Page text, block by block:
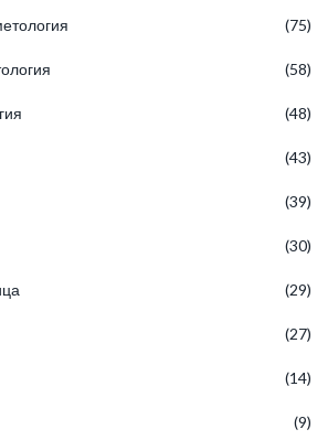
(75)
(58)
(48)
(43)
(39)
(30)
(29)
(27)
(14)
(9)